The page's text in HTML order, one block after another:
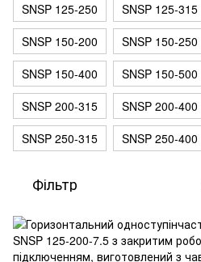
SNSP 125-250
SNSP 125-315
SNSP 150-200
SNSP 150-250
SNSP 150-400
SNSP 150-500
SNSP 200-315
SNSP 200-400
SNSP 250-315
SNSP 250-400
Фільтр